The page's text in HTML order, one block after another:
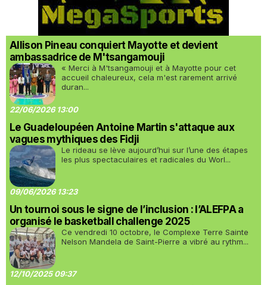
Allison Pineau conquiert Mayotte et devient
ambassadrice de M'tsangamouji
« Merci à M'tsangamouji et à Mayotte pour cet
accueil chaleureux, cela m'est rarement arrivé
duran...
22/06/2026 13:00
Le Guadeloupéen Antoine Martin s'attaque aux
vagues mythiques des Fidji
Le rideau se lève aujourd’hui sur l’une des étapes
les plus spectaculaires et radicales du Worl...
09/06/2026 13:23
Un tournoi sous le signe de l’inclusion : l’ALEFPA a
organisé le basketball challenge 2025
Ce vendredi 10 octobre, le Complexe Terre Sainte
Nelson Mandela de Saint-Pierre a vibré au rythm...
12/10/2025 09:37